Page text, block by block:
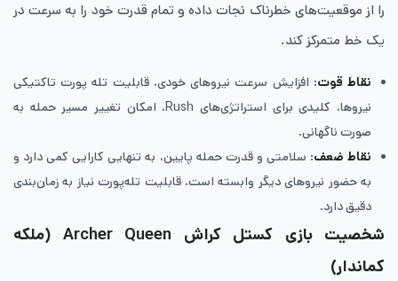
را از موقعیت‌های خطرناک نجات داده و تمام قدرت خود را به سرعت در
یک خط متمرکز کند.
نقاط قوت: افزایش سرعت نیروهای خودی، قابلیت تله ‌پورت تاکتیکی
نیروها، کلیدی برای استراتژی‌های Rush، امکان تغییر مسیر حمله به
صورت ناگهانی.
نقاط ضعف: سلامتی و قدرت حمله پایین، به تنهایی کارایی کمی دارد و
به حضور نیروهای دیگر وابسته است، قابلیت تله‌پورت نیاز به زمان‌بندی
دقیق دارد.
شخصیت بازی کستل کراش Archer Queen
(ملکه
کماندار)